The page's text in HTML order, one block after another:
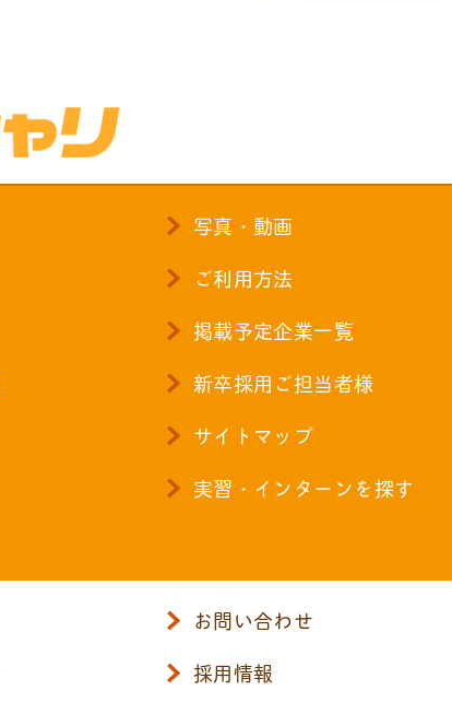
写真・動画
ご利用方法
掲載予定企業一覧
新卒採用ご担当者様
サイトマップ
実習・インターンを探す
お問い合わせ
採用情報